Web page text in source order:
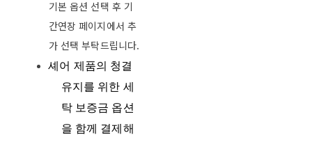
기본 옵션 선택 후 기
간연장 페이지에서 추
가 선택 부탁드립니다.
셰어 제품의 청결
유지를 위한 세
탁 보증금 옵션
을 함께 결제해